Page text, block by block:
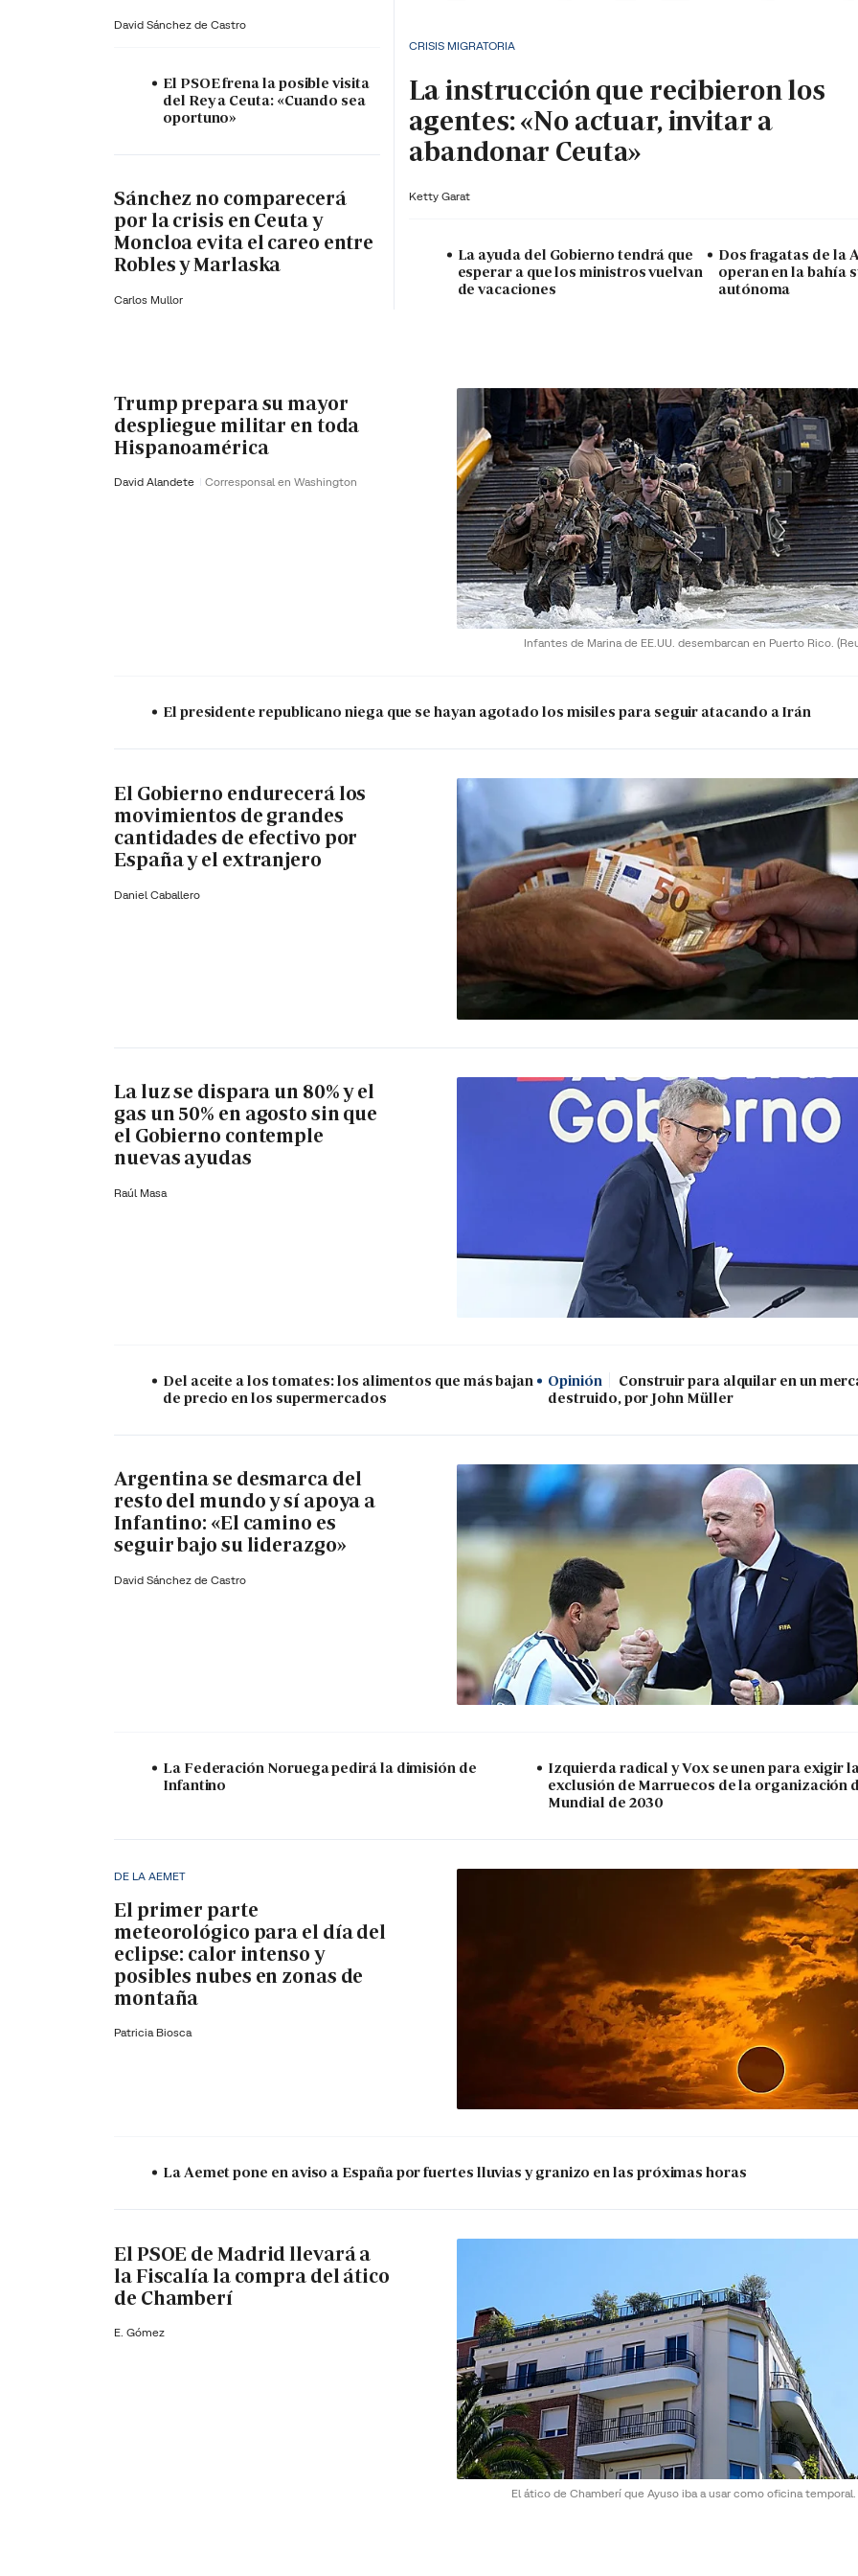
David Sánchez de Castro
El PSOE frena la posible visita
del Rey a Ceuta: «Cuando sea
oportuno»
Sánchez no comparecerá
por la crisis en Ceuta y
Moncloa evita el careo entre
Robles y Marlaska
Carlos Mullor
CRISIS MIGRATORIA
La instrucción que recibieron los
agentes: «No actuar, invitar a
abandonar Ceuta»
Ketty Garat
La ayuda del Gobierno tendrá que
esperar a que los ministros vuelvan
de vacaciones
Dos fragatas de la
operan en la bahía
autónoma
Infantes de Marina de EE.UU. desembarcan en Puerto Rico.
Trump prepara su mayor
despliegue militar en toda
Hispanoamérica
David Alandete Corresponsal en Washington
El presidente republicano niega que se hayan agotado los misiles para seguir atacando a Irán
El Gobierno endurecerá los
movimientos de grandes
cantidades de efectivo por
España y el extranjero
Daniel Caballero
La luz se dispara un 80% y el
gas un 50% en agosto sin que
el Gobierno contemple
nuevas ayudas
Raúl Masa
Del aceite a los tomates: los alimentos que más bajan
de precio en los supermercados
Opinión
Construir para alquilar en un
destruido, por John Müller
Argentina se desmarca del
resto del mundo y sí apoya a
Infantino: «El camino es
seguir bajo su liderazgo»
David Sánchez de Castro
La Federación Noruega pedirá la dimisión de
Infantino
Izquierda radical y Vox se unen para exigir
exclusión de Marruecos de la organización
Mundial de 2030
DE LA AEMET
El primer parte
meteorológico para el día del
eclipse: calor intenso y
posibles nubes en zonas de
montaña
Patricia Biosca
La Aemet pone en aviso a España por fuertes lluvias y granizo en las próximas horas
El ático de Chamberí que Ayuso iba a usar como oficina temporal.
El PSOE de Madrid llevará a
la Fiscalía la compra del ático
de Chamberí
E. Gómez